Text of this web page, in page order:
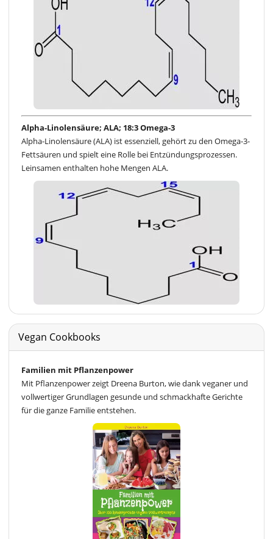
Alpha-Linolensäure; ALA; 18:3 Omega-3
Alpha-Linolensäure (ALA) ist essenziell, gehört zu den Omega-3-
Fettsäuren und spielt eine Rolle bei Entzündungsprozessen.
Leinsamen enthalten hohe Mengen ALA.
Vegan Cookbooks
Familien mit Pflanzenpower
Mit Pflanzenpower zeigt Dreena Burton, wie dank veganer und
vollwertiger Grundlagen gesunde und schmackhafte Gerichte
für die ganze Familie entstehen.